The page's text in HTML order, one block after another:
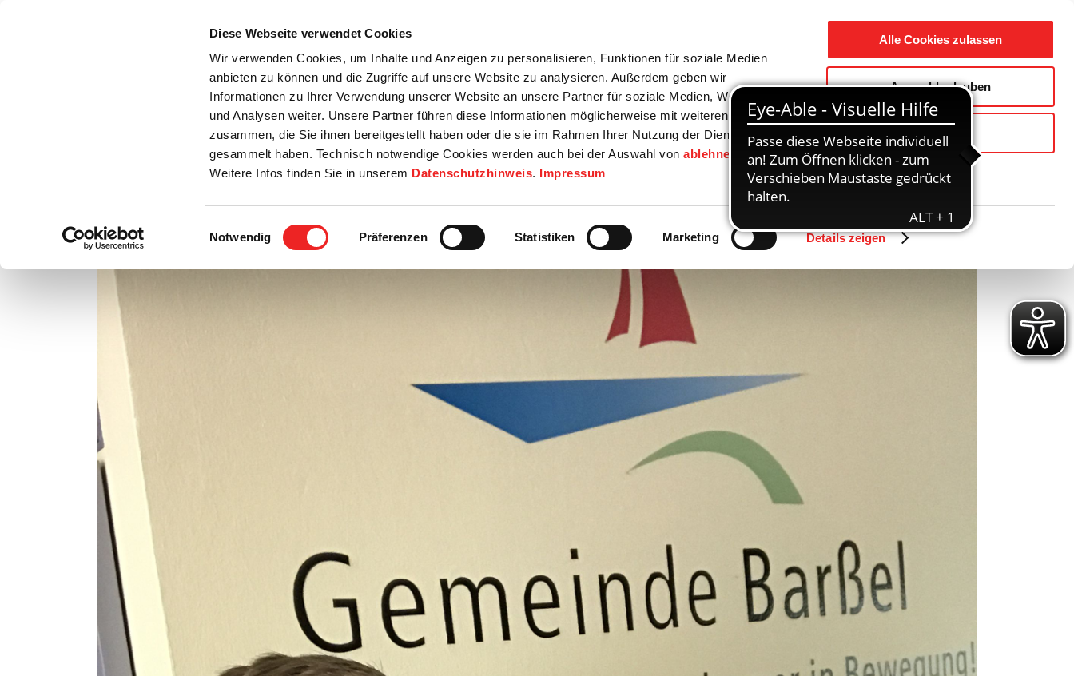
Diese Webseite verwendet Cookies
Wir verwenden Cookies, um Inhalte und Anzeigen zu personalisieren, Funktionen für soziale Medien
anbieten zu können und die Zugriffe auf unsere Website zu analysieren. Außerdem geben wir
Informationen zu Ihrer Verwendung unserer Website an unsere Partner für soziale Medien, Werbung
und Analysen weiter. Unsere Partner führen diese Informationen möglicherweise mit weiteren Daten
zusammen, die Sie ihnen bereitgestellt haben oder die sie im Rahmen Ihrer Nutzung der Dienste
gesammelt haben. Technisch notwendige Cookies werden auch bei der Auswahl vonablehnen
gesetzt.
Weitere Infos finden Sie in unserem Datenschutzhinweis. Impressum
Einwilligungsauswahl
Notwendig Präferenzen Statistiken Marketing Details zeigen
Alle Cookies zulassen
Auswahl erlauben
Ablehnen
Startseite
Bürgerservice Rats- / Bürgerinfo Wirtschaft / Wohnen Bildung / Soziales Touristik / Freizeit Gemeinde / Geschichte
Zurück
1000er-Marke bei Briefwahl geknackt!
grösseres